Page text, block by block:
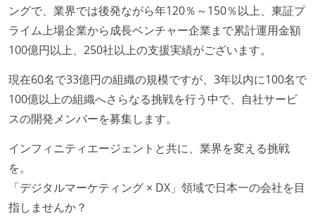
ングで、業界では後発ながら年120％～150％以上、東証プ
ライム上場企業から成長ベンチャー企業まで累計運用金額
100億円以上、250社以上の支援実績がございます。
現在60名で33億円の組織の規模ですが、3年以内に100名で
100億以上の組織へさらなる挑戦を行う中で、自社サービ
スの開発メンバーを募集します。
インフィニティエージェントと共に、業界を変える挑戦
を。
「デジタルマーケティング × DX」領域で日本一の会社を目
指しませんか？